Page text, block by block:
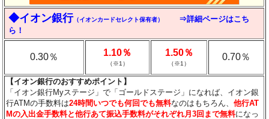
◆イオン銀行（イオンカードセレクト保有者）
⇒詳細ページはこち
ら！
0.30％ 1.10％
（※1）
1.50％
（※1）
0.70％
【イオン銀行のおすすめポイント】
「イオン銀行Myステージ」で「ゴールドステージ」になれば、イオン銀
行ATMの手数料は24時間いつでも何回でも無料なのはもちろん、他行AT
Mの入出金手数料と他行あて振込手数料がそれぞれ月3回まで無料になっ